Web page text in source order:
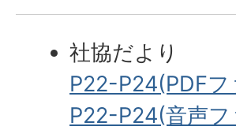
社協だより
P22-P24(PDF
P22-P24(音声